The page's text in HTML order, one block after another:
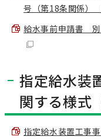
号（第18条関係）
給水事前申請書 別
指定給水装
関する様式
指定給水装置工事